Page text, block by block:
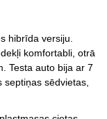
hibrīda versiju.
komfortabli, otrā
Testa auto bija ar 7
sēdvietas,